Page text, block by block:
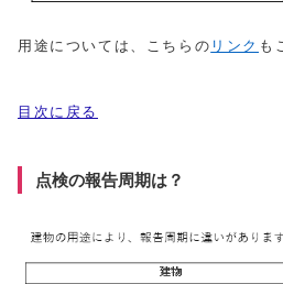
用途については、こちらの リンク も
目次に戻る
点検の報告周期は？